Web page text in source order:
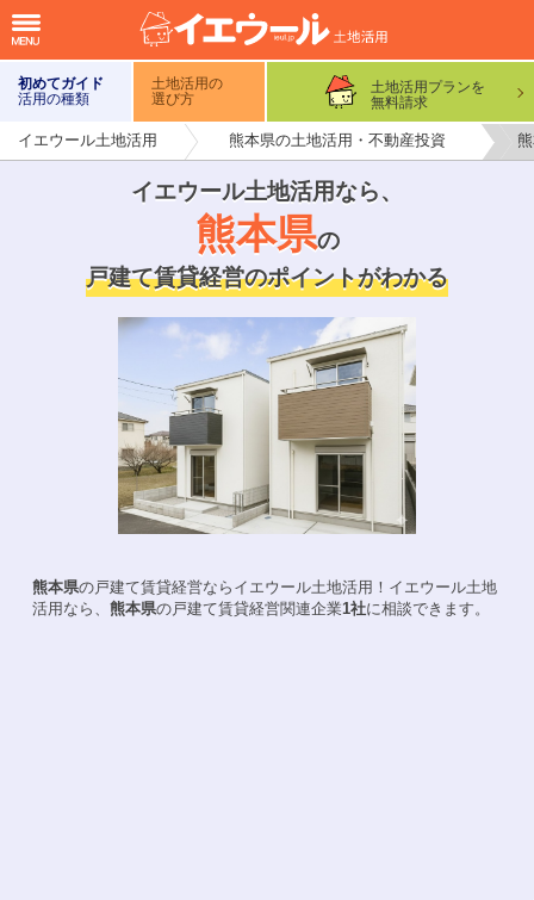
初めてガイド
活用の種類
土地活用の
選び方
土地活用プランを
無料請求
イエウール土地活用 熊本県の土地活用・不動産投資
イエウール土地活用なら、
熊本県の
戸建て賃貸経営のポイントがわかる
熊本県の戸建て賃貸経営ならイエウール土地活用！ イエウール土地
活用なら、熊本県の戸建て賃貸経営関連企業1社に相談できます。